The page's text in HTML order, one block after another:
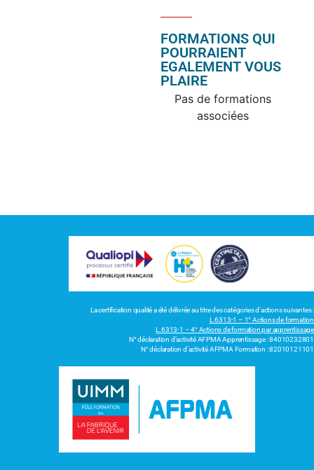
FORMATIONS QUI
POURRAIENT
EGALEMENT VOUS
PLAIRE
Pas de formations
associées
La certification qualité a été délivrée au titre des catégories d’actions suivantes :
L.6313-1 – 1° Actions de formation
L.6313-1 – 4° Actions de formation par apprentissage
N° déclaration d’activité AFPMA Apprentissage : 84010232801
N° déclaration d’activité AFPMA Formation : 82010121101